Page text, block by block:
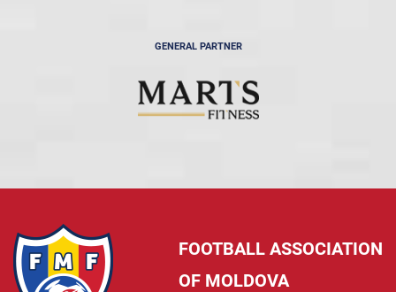
GENERAL PARTNER
FOOTBALL ASSOCIATION
OF MOLDOVA